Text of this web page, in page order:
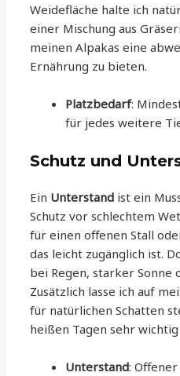
Weidefläche halte ich
einer Mischung aus
meinen Alpakas eine
Ernährung zu bieten.
Platzbedarf:
für jedes weitere
Schutz und
Ein Unterstand ist ein
Schutz vor schlechtem
für einen offenen Stall
das leicht zugänglich ist.
bei Regen, starker Sonne
Zusätzlich lasse ich auf
für natürlichen Schatten
heißen Tagen sehr wichtig
Unterstand: